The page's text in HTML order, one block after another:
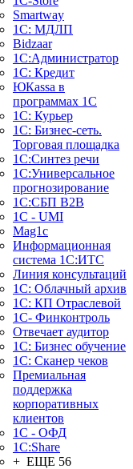
Smartway
1С: МДЛП
Bidzaar
1С:Администратор
1С: Кредит
ЮКаssа в
программах 1С
1С: Курьер
1С: Бизнес-сеть.
Торговая площадка
1С:Синтез речи
1С:Универсальное
прогнозирование
1С:СБП B2B
1C - UMI
Mag1c
Информационная
система 1С:ИТС
Линия консультаций
1С: Облачный архив
1С: КП Отраслевой
1С- Финконтроль
Отвечает аудитор
1С: Бизнес обучение
1С: Сканер чеков
Премиальная
поддержка
корпоративных
клиентов
1С - ОФД
1С:Share
+ ЕЩЕ 56